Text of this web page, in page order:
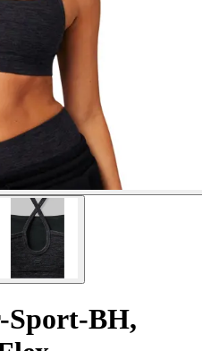
Sport-BH,